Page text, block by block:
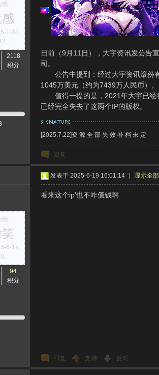
情
1-31
2118
积分
日前（9月11日），大宇资讯发公告
司。 ​​​
公告中提到：经过大宇资讯滚份有
1045万美元（约为7439万人民币）
值得一提的是，2021年大宇已经
已经完全失去了这两个IP的版权。
[2025.7.22]资 源 全 部 失 效 补 档 未 定
回复
情
6-19
94
积分
发表于 2025-6-19 16:01:14 显示全
看来这个ip'也不咋值钱啊
回复 支持 反对